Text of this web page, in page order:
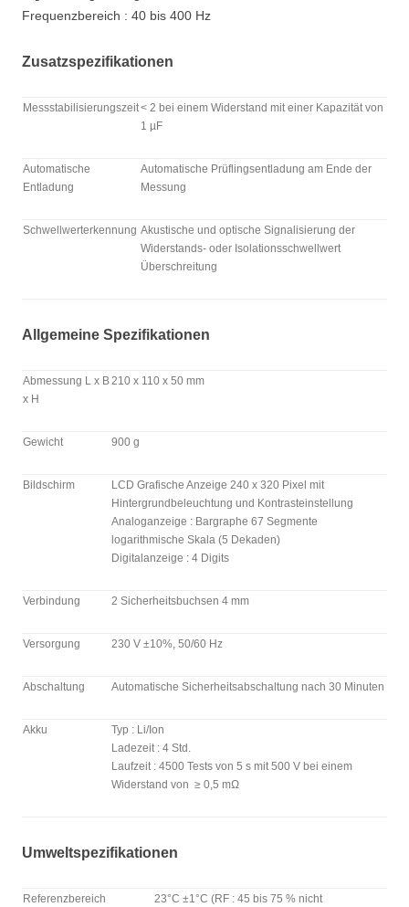
Frequenzbereich : 40 bis 400 Hz
Zusatzspezifikationen
Messstabilisierungszeit< 2 bei einem Widerstand mit einer Kapazität von
1 µF
Automatische
Entladung
Automatische Prüflingsentladung am Ende der
Messung
Schwellwerterkennung Akustische und optische Signalisierung der
Widerstands- oder Isolationsschwellwert
Überschreitung
Allgemeine Spezifikationen
Abmessung L x B
x H
210 x 110 x 50 mm
Gewicht 900 g
Bildschirm
LCD Grafische Anzeige 240 x 320 Pixel mit
Hintergrundbeleuchtung und Kontrasteinstellung
Analoganzeige : Bargraphe 67 Segmente
logarithmische Skala (5 Dekaden)
Digitalanzeige : 4 Digits
Verbindung 2 Sicherheitsbuchsen 4 mm
Versorgung 230 V ±10%, 50/60 Hz
Abschaltung Automatische Sicherheitsabschaltung nach 30 Minuten
Akku
Typ : Li/Ion
Ladezeit : 4 Std.
Laufzeit : 4500 Tests von 5 s mit 500 V bei einem
Widerstand von ≥ 0,5 mΩ
Umweltspezifikationen
Referenzbereich
23°C ±1°C (RF : 45 bis 75 % nicht